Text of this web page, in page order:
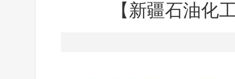
【新疆石油化